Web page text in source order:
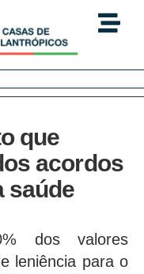
que
acordos
saúde
dos valores
leniência para o